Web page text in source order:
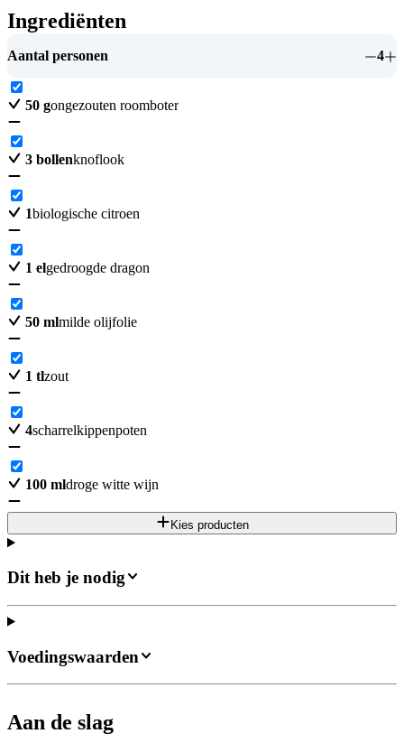
Ingrediënten
Aantal personen 4
50 gongezouten roomboter
3 bollenknoflook
1biologische citroen
1 elgedroogde dragon
50 mlmilde olijfolie
1 tlzout
4scharrelkippenpoten
100 mldroge witte wijn
Kies producten
Dit heb je nodig
Aan de slag
Voedingswaarden